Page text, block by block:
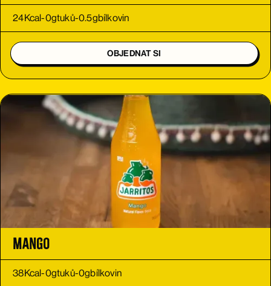
24Kcal-0gtuků-0.5gbílkovin
OBJEDNAT SI
Mango
38Kcal-0gtuků-0gbílkovin